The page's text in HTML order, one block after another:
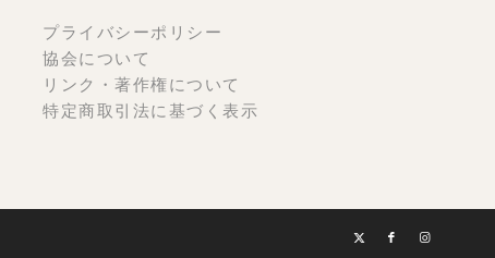
プライバシーポリシー
協会について
リンク・著作権について
特定商取引法に基づく表示